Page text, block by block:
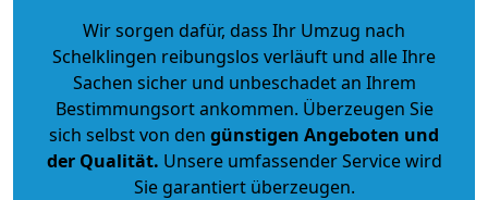
Wir sorgen dafür, dass Ihr Umzug nach
Schelklingen reibungslos verläuft und alle Ihre
Sachen sicher und unbeschadet an Ihrem
Bestimmungsort ankommen. Überzeugen Sie
sich selbst von den günstigen Angeboten und
der Qualität. Unsere umfassender Service wird
Sie garantiert überzeugen.